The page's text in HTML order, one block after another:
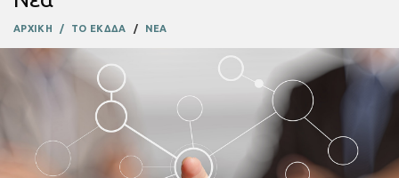
ΑΡΧΙΚΗ ΤΟ ΕΚΔΔΑ ΝΕΑ